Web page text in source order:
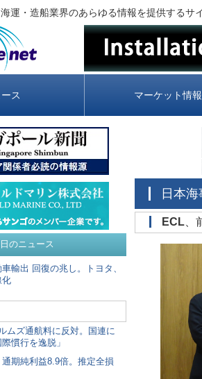
運・造船業界のあらゆる情報を提供するサ
ス マーケット情報
日本
ECL、
のニュース
輸出 回復の兆し。トヨタ、
化
ムズ通航料に反対。国連に
際慣行を逸脱」
通期純利益8.9倍。推定全損